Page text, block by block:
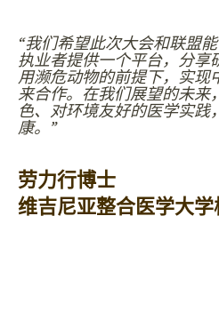
“我们希望此次大会和联盟
执业者提供一个平台，分享
用濒危动物的前提下，实现
来合作。在我们展望的未来
色、对环境友好的医学实践
康。”
劳力行博士
维吉尼亚整合医学大学